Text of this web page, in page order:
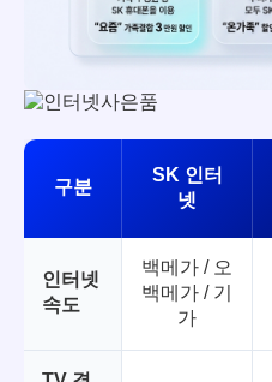
구분
SK 인터
넷
인터넷
속도
백메가 / 오
백메가 / 기
가